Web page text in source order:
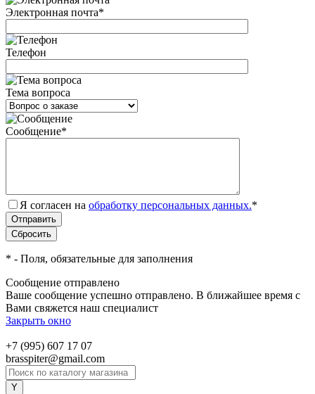
Электронная почта*
Телефон
Тема вопроса
Сообщение*
Я согласен на обработку персональных данных.*
* - Поля, обязательные для заполнения
Сообщение отправлено
Ваше сообщение успешно отправлено. В ближайшее время с
Вами свяжется наш специалист
Закрыть окно
+7 (995) 607 17 07
brasspiter@gmail.com